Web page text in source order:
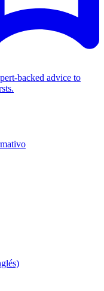
backed advice to